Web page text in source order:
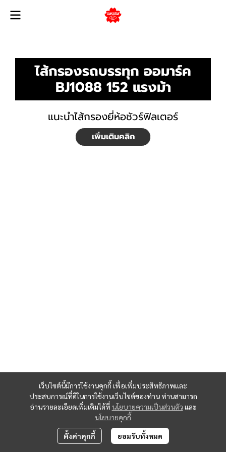
ไส้กรองรถบรรทุก ออมาร์ค
BJ1088 152 แรงม้า
แนะนำไส้กรองยี่ห้อชัวร์ฟิลเตอร์
เพิ่มเติมคลิก
เว็บไซต์นี้มีการใช้งานคุกกี้ เพื่อเพิ่มประสิทธิภาพและ
ประสบการณ์ที่ดีในการใช้งานเว็บไซต์ของท่าน ท่านสามารถ
อ่านรายละเอียดเพิ่มเติมได้ที่ นโยบายความเป็นส่วนตัว และ
นโยบายคุกกี้
ตั้งค่าคุกกี้ ยอมรับทั้งหมด